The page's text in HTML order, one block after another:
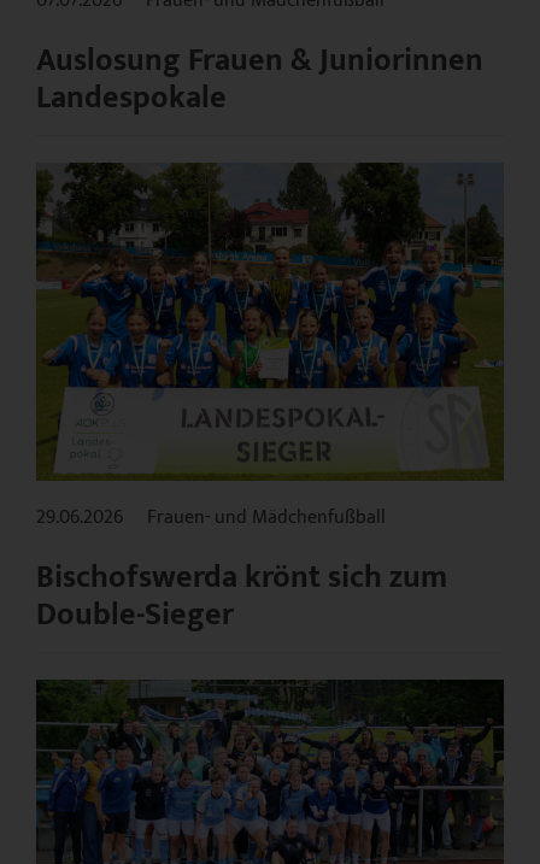
Auslosung Frauen & Juniorinnen
Landespokale
29.06.2026 Frauen- und Mädchenfußball
Bischofswerda krönt sich zum
Double-Sieger